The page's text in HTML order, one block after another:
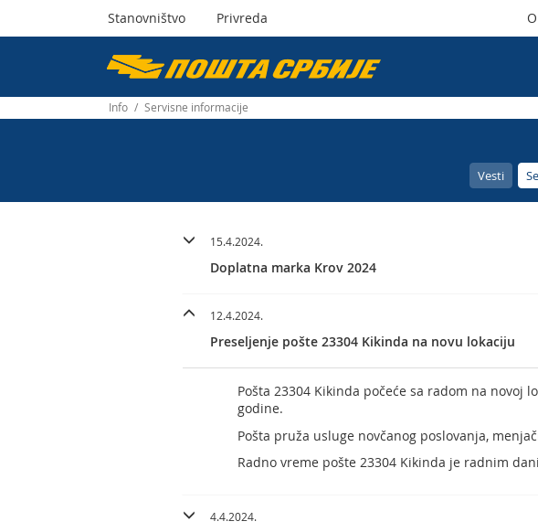
Пошта
Србије
Stanovništvo Privreda
Info / Servisne informacije
Vesti
15.4.2024.
Doplatna marka Krov 2024
12.4.2024.
Preseljenje pošte 23304 Kikinda na novu lokaciju
Pošta 23304 Kikinda počeće sa radom na novoj
godine.
Pošta pruža usluge novčanog poslovanja,
Radno vreme pošte 23304 Kikinda je radnim
4.4.2024.